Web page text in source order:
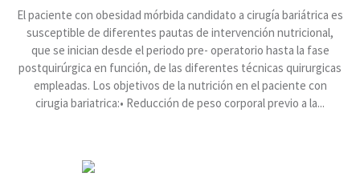
El paciente con obesidad mórbida candidato a cirugía bariátrica es
susceptible de diferentes pautas de intervención nutricional,
que se inician desde el periodo pre- operatorio hasta la fase
postquirúrgica en función, de las diferentes técnicas quirurgicas
empleadas. Los objetivos de la nutrición en el paciente con
cirugia bariatrica:• Reducción de peso corporal previo a la...